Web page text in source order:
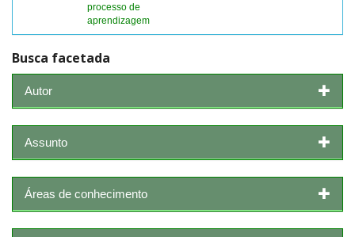
processo de
aprendizagem
Busca facetada
Autor
Assunto
Áreas de conhecimento